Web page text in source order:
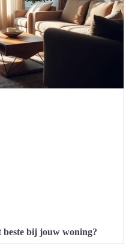
beste bij jouw woning?